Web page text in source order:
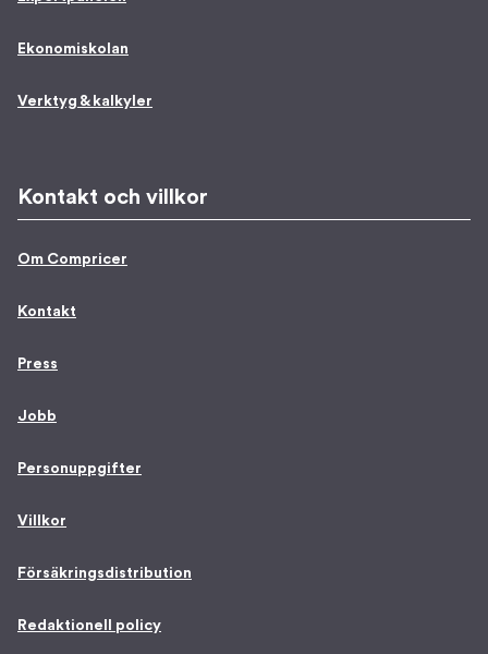
Ekonomiskolan
Verktyg & kalkyler
Kontakt och villkor
Om Compricer
Kontakt
Press
Jobb
Personuppgifter
Villkor
Försäkringsdistribution
Redaktionell policy